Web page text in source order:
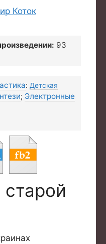
Коток
93
: Детская
; Электронные